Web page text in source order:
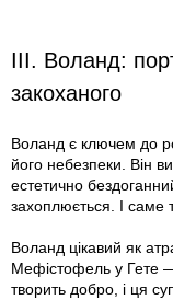
III. Воланд:
закоханого
Воланд є ключем до
його небезпеки. Він
естетично
захоплюється. І саме
Воланд цікавий як
Мефістофель у Гете
творить добро, і ця